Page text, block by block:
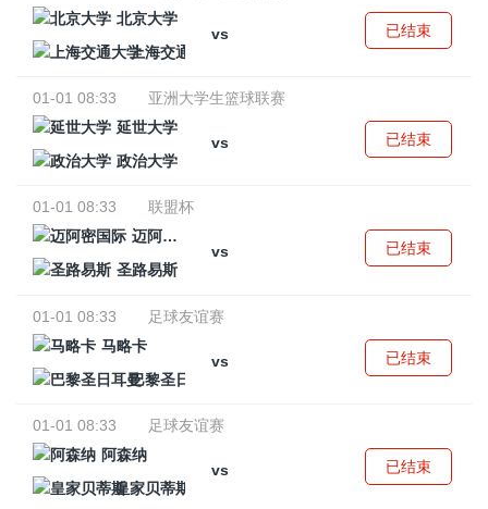
北京大学
vs
上海交通大学
已结束
01-01 08:33
亚洲大学生篮球联赛
延世大学
vs
政治大学
已结束
01-01 08:33
联盟杯
迈阿密国际
vs
圣路易斯
已结束
01-01 08:33
足球友谊赛
马略卡
vs
巴黎圣日耳曼
已结束
01-01 08:33
足球友谊赛
阿森纳
vs
皇家贝蒂斯
已结束